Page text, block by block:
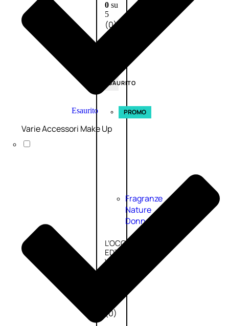
0su
5
(0)
ESAURITO
Esaurito PROMO
Fragranze
Nature
Donna
L’OCCITANE
EDT
VERBENA
(0)
Varie Accessori Make Up